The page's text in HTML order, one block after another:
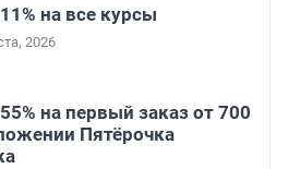
на все курсы
2026
на первый заказ от 700
Пятёрочка